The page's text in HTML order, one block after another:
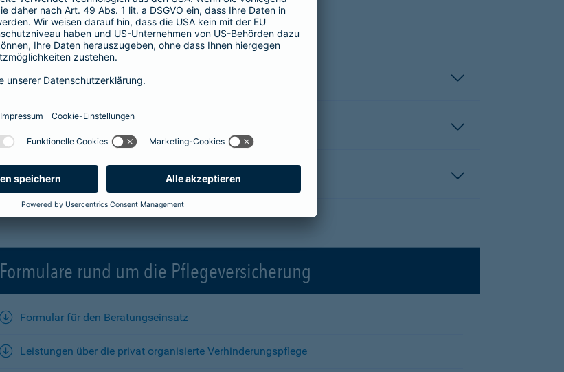
Formulare rund um die Pflegeversicherung
Formular für den Beratungseinsatz
Leistungen über die privat organisierte Verhinderungspflege